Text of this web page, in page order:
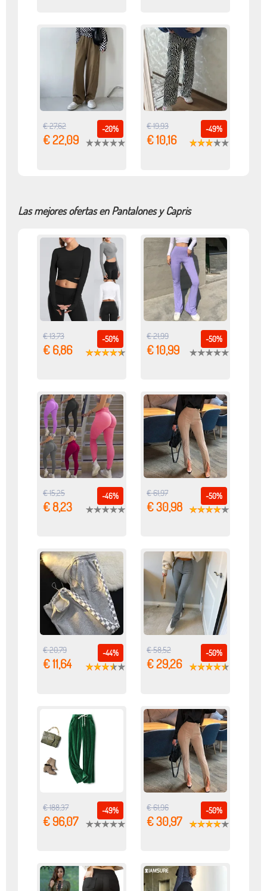
-20%
€ 27,62
€ 22,09
-49%
€ 19,93
€ 10,16
Las mejores ofertas en Pantalones y Capris
-50%
€ 13,73
€ 6,86
-50%
€ 21,99
€ 10,99
-46%
€ 15,25
€ 8,23
-50%
€ 61,97
€ 30,98
-44%
€ 20,79
€ 11,64
-50%
€ 58,52
€ 29,26
-49%
€ 188,37
€ 96,07
-50%
€ 61,96
€ 30,97